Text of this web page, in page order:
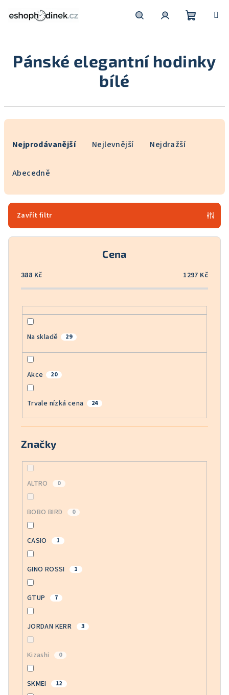
košík
Pánské elegantní hodinky
bílé
r
o
Nejprodávanější Nejlevnější Nejdražší
Abecedně
Zavřít filtr
Cena
388 Kč 1297 Kč
Na skladě 29
Akce 20
Trvale nízká cena 24
Značky
ALTRO 0
BOBO BIRD 0
CASIO 1
GINO ROSSI 1
GTUP 7
JORDAN KERR 3
Kizashi 0
SKMEI 12